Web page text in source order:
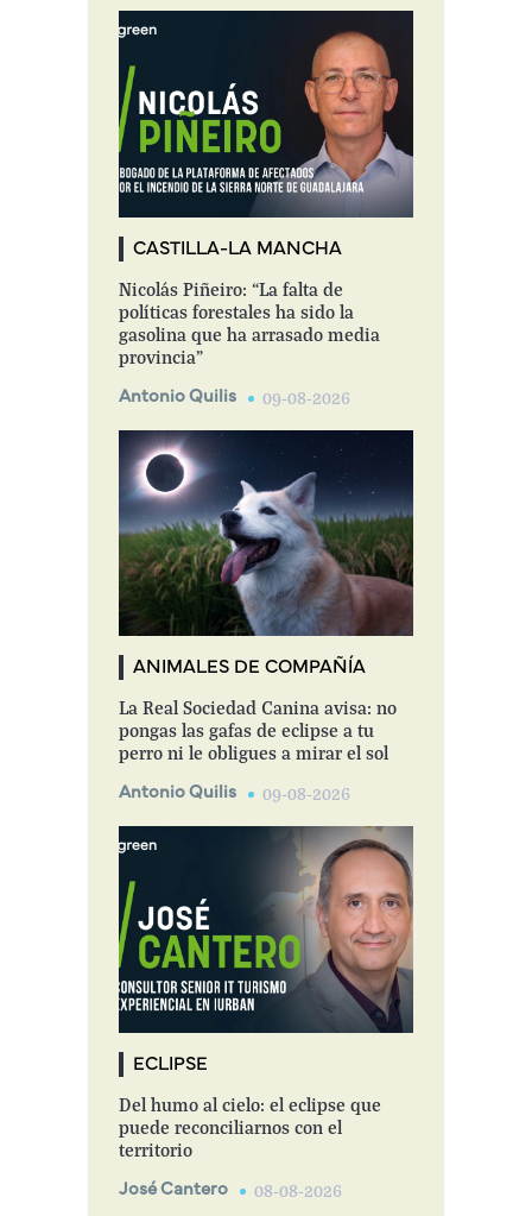
CASTILLA-LA MANCHA
Nicolás Piñeiro: “La falta de
políticas forestales ha sido la
gasolina que ha arrasado media
provincia”
Antonio Quilis 09-08-2026
ANIMALES DE COMPAÑÍA
La Real Sociedad Canina avisa: no
pongas las gafas de eclipse a tu
perro ni le obligues a mirar el sol
Antonio Quilis 09-08-2026
ECLIPSE
Del humo al cielo: el eclipse que
puede reconciliarnos con el
territorio
José Cantero 08-08-2026